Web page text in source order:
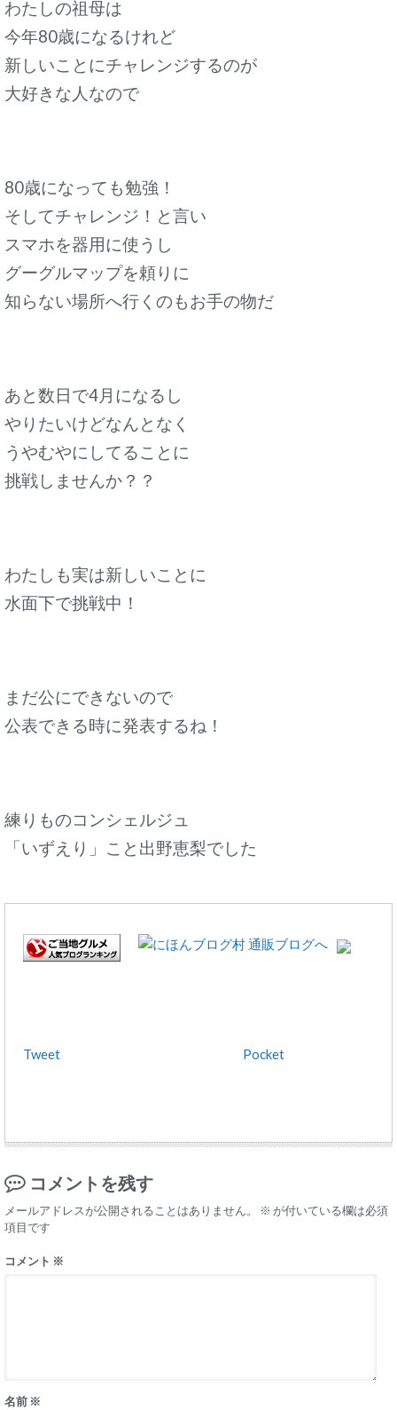
わたしの祖母は
今年80歳になるけれど
新しいことにチャレンジするのが
大好きな人なので
80歳になっても勉強！
そしてチャレンジ！ と言い
スマホを器用に使うし
グーグルマップを頼りに
知らない場所へ行くのもお手の物だ
あと数日で4月になるし
やりたいけどなんとなく
うやむやにしてることに
挑戦しませんか？？
わたしも実は新しいことに
水面下で挑戦中！
まだ公にできないので
公表できる時に発表するね！
練りものコンシェルジュ
「いずえり」こと出野恵梨でした
Tweet Pocket
コメントを残す
メールアドレスが公開されることはありません。 ※ が付いている欄は必須
項目です
コメント ※
名前 ※